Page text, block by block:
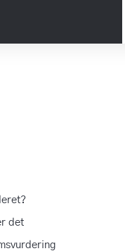
det